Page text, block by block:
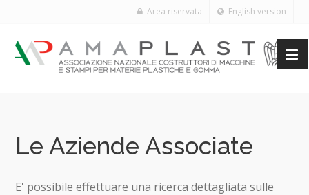
English version
Area riservata
Le Aziende Associate
E' possibile effettuare una ricerca dettagliata sulle